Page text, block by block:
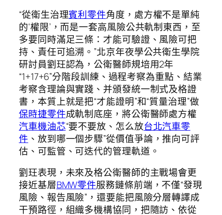
“從衛生治理賓利零件角度，處方權不是單純
的‘權限’，而是一套高風險公共軌制東西，至
多要同時滿足三條：才能可驗證、風險可把
持、責任可追溯。”北京年夜學公共衛生學院
研討員劉玨認為，公衛醫師規培用2年
“1+17+6”分階段訓練、過程考察為重點、結業
考察含理論與實踐、并頒發統一制式及格證
書，本質上就是把“才能證明”和“質量治理”做
保時捷零件成軌制底座，將公衛醫師處方權
汽車機油芯“要不要放、怎么放台北汽車零
件 、放到哪一個步驟”從價值爭論，推向可評
估、可監管、可迭代的管理軌道。
劉玨表現，未來及格公衛醫師的主戰場會更
接近基層BMW零件服務鏈條前端，不僅“發現
風險、報告風險”，還要能把風險分層轉譯成
干預路徑，組織多機構協同，把隨訪、依從